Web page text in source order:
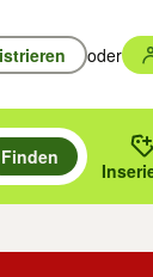
oder
und mit
suchen, oder
Orts oder
Finden